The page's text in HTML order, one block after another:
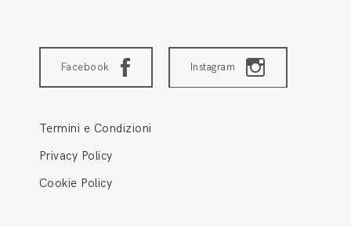
Facebook Instagram
Termini e Condizioni
Privacy Policy
Cookie Policy